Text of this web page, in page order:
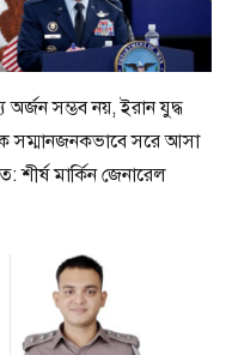
অর্জন সম্ভব নয়, ইরান যুদ্ধ
সম্মানজনকভাবে সরে আসা
শীর্ষ মার্কিন জেনারেল